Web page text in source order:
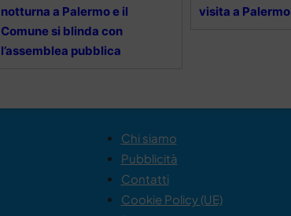
notturna a Palermo e il
Comune si blinda con
l’assemblea pubblica
visita a Palermo
Chi siamo
Pubblicità
Contatti
Cookie Policy (UE)